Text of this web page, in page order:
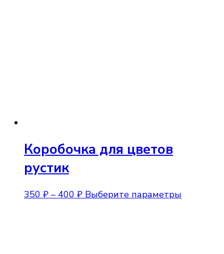
Коробочка для цветов
рустик
350 ₽ – 400 ₽Диапазон
Выберите параметры